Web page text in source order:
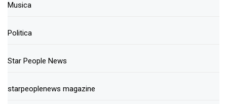
Musica
Politica
Star People News
starpeoplenews magazine